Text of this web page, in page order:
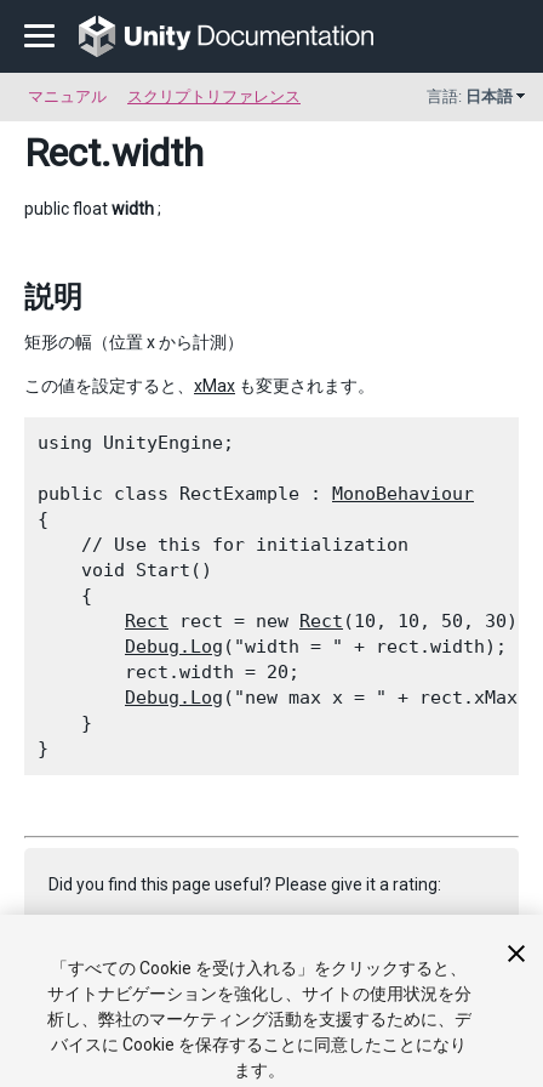
マニュアル スクリプトリファレンス 言語: 日本語
Rect.width
public floatwidth;
説明
矩形の幅（位置 x から計測）
この値を設定すると、 xMax も変更されます。
using UnityEngine;
public class RectExample : MonoBehaviour
{
    // Use this for initialization
    void Start()
    {
Rect rect = new Rect (10, 10, 50, 30);
Debug.Log ("width = " + rect.width); //
        rect.width = 20;
Debug.Log ("new max x = " +
    }
Did you find this page useful? Please give it a rating:
Report a problem on this page
「すべての Cookie を受け入れる」をクリックすると、
サイトナビゲーションを強化し、サイトの使用状況を分
析し、弊社のマーケティング活動を支援するために、デ
バイスに Cookie を保存することに同意したことになり
ます。